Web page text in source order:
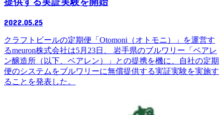
2022.05.25
クラフトビールの定期便「Otomoni（オトモニ）」を運営す
るmeuron株式会社は5月23日、 岩手県のブルワリー「ベアレ
ン醸造所（以下、ベアレン）」との提携を機に、自社の定期
便のシステムをブルワリーに無償提供する実証実験を実施す
ることを発表した。